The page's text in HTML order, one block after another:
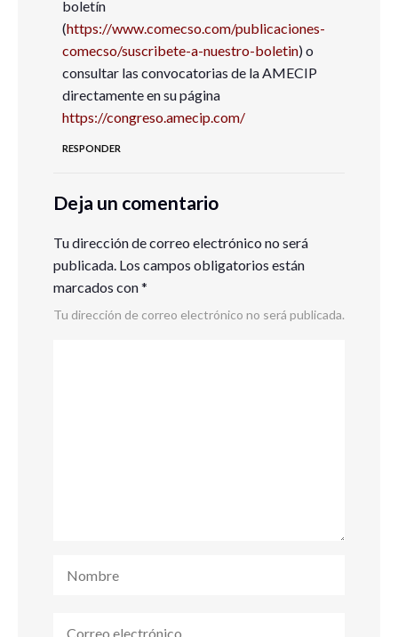
boletín
(https://www.comecso.com/publicaciones-
comecso/suscribete-a-nuestro-boletin) o
consultar las convocatorias de la AMECIP
directamente en su página
https://congreso.amecip.com/
RESPONDER
Deja un comentario
Tu dirección de correo electrónico no será
publicada. Los campos obligatorios están
marcados con*
Tu dirección de correo electrónico no será publicada.